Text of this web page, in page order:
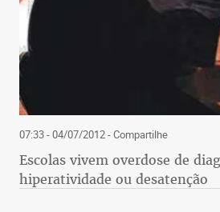
07:33 - 04/07/2012- Compartilhe
Escolas vivem overdose de
hiperatividade ou desatenção